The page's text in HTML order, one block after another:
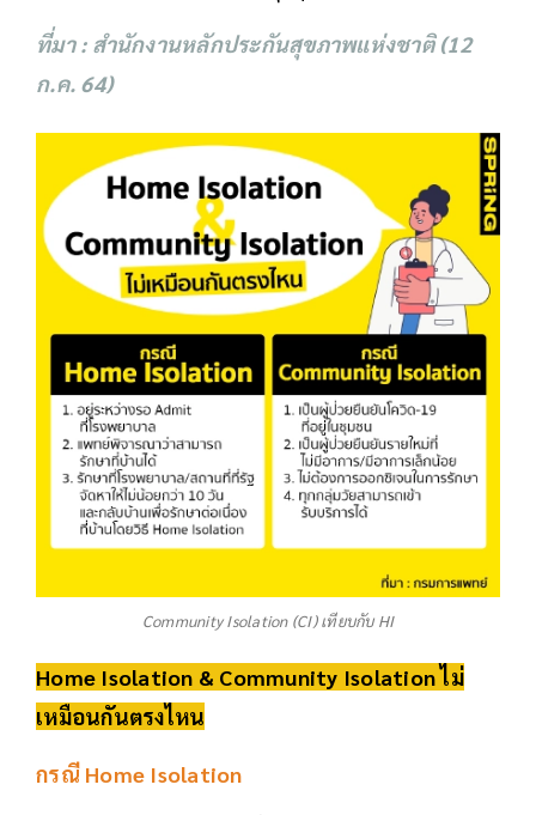
ที่มา : สำนักงานหลักประกันสุขภาพแห่งชาติ (12
ก.ค.​ 64)
Community Isolation (CI) เทียบกับ HI
Home Isolation & Community Isolationไม่
เหมือนกันตรงไหน
กรณี Home Isolation